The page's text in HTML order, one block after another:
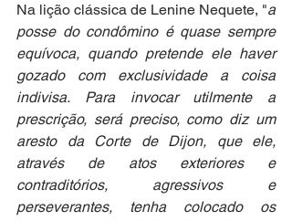
Na lição clássica de Lenine Nequete, "a
posse do condômino é quase sempre
equívoca, quando pretende ele haver
gozado com exclusividade a coisa
indivisa. Para invocar utilmente a
prescrição, será preciso, como diz um
aresto da Corte de Dijon, que ele,
através de atos exteriores e
contraditórios, agressivos e
perseverantes, tenha colocado os